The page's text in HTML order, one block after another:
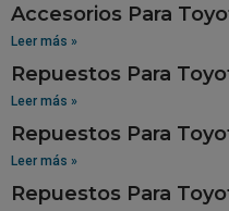
Accesorios Para
Leer más »
Repuestos Para
Leer más »
Repuestos Para
Leer más »
Repuestos Para